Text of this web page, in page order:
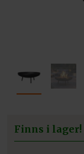
Finns i lager!